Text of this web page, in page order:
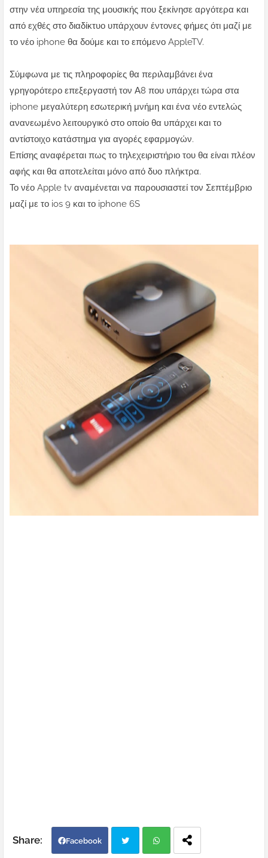
στην νέα υπηρεσία της μουσικής που ξεκίνησε αργότερα και
από εχθές στο διαδίκτυο υπάρχουν έντονες φήμες ότι μαζί με
το νέο iphone θα δούμε και το επόμενο AppleTV.
Σύμφωνα με τις πληροφορίες θα περιλαμβάνει ένα
γρηγορότερο επεξεργαστή τον Α8 που υπάρχει τώρα στα
iphone μεγαλύτερη εσωτερική μνήμη και ένα νέο εντελώς
ανανεωμένο λειτουργικό στο οποίο θα υπάρχει και το
αντίστοιχο κατάστημα για αγορές εφαρμογών.
Επίσης αναφέρεται πως το τηλεχειριστήριο του θα είναι πλέον
αφής και θα αποτελείται μόνο από δυο πλήκτρα.
Το νέο Apple tv αναμένεται να παρουσιαστεί τον Σεπτέμβριο
μαζί με το ios 9 και το iphone 6S
Facebook